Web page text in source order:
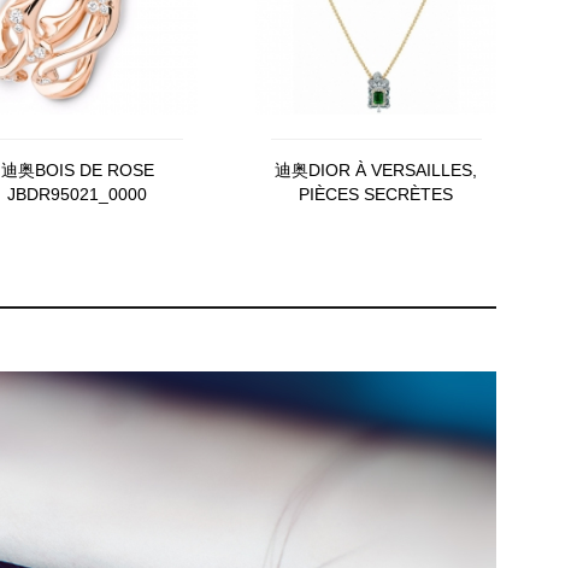
迪奥BOIS DE ROSE
JBDR95021_0000
迪奥DIOR À VERSAILLES,
PIÈCES SECRÈTES